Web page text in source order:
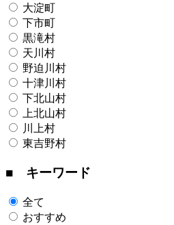
大淀町
下市町
黒滝村
天川村
野迫川村
十津川村
下北山村
上北山村
川上村
東吉野村
■ キーワード
全て
おすすめ